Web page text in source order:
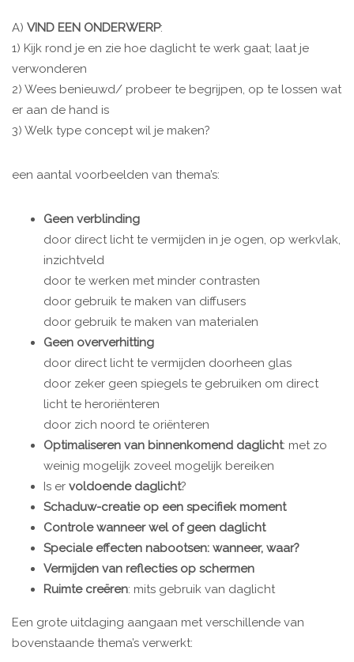
A) VIND EEN ONDERWERP:
1) Kijk rond je en zie hoe daglicht te werk gaat; laat je
verwonderen
2) Wees benieuwd/ probeer te begrijpen, op te lossen wat
er aan de hand is
3) Welk type concept wil je maken?
een aantal voorbeelden van thema’s:
Geen verblinding
door direct licht te vermijden in je ogen, op werkvlak,
inzichtveld
door te werken met minder contrasten
door gebruik te maken van diffusers
door gebruik te maken van materialen
Geen oververhitting
door direct licht te vermijden doorheen glas
door zeker geen spiegels te gebruiken om direct
licht te heroriënteren
door zich noord te oriënteren
Optimaliseren van binnenkomend daglicht: met zo
weinig mogelijk zoveel mogelijk bereiken
Is er voldoende daglicht?
Schaduw-creatie op een specifiek moment
Controle wanneer wel of geen daglicht
Speciale effecten nabootsen: wanneer, waar?
Vermijden van reflecties op schermen
Ruimte creëren: mits gebruik van daglicht
Een grote uitdaging aangaan met verschillende van
bovenstaande thema’s verwerkt: